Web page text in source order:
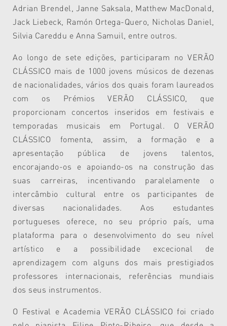
Adrian Brendel, Janne Saksala, Matthew MacDonald,
Jack Liebeck, Ramón Ortega-Quero, Nicholas Daniel,
Silvia Careddu e Anna Samuil, entre outros.
Ao longo de sete edições, participaram no VERÃO
CLÁSSICO mais de 1000 jovens músicos de dezenas
de nacionalidades, vários dos quais foram laureados
com os Prémios VERÃO CLÁSSICO, que
proporcionam concertos inseridos em festivais e
temporadas musicais em Portugal. O VERÃO
CLÁSSICO fomenta, assim, a formação e a
apresentação pública de jovens talentos,
encorajando-os e apoiando-os na construção das
suas carreiras, incentivando paralelamente o
intercâmbio cultural entre os participantes de
diversas nacionalidades. Aos estudantes
portugueses oferece, no seu próprio país, uma
plataforma para o desenvolvimento do seu nível
artístico e a possibilidade excecional de
aprendizagem com alguns dos mais prestigiados
professores internacionais, referências mundiais
dos seus instrumentos.
O Festival e Academia VERÃO CLÁSSICO foi criado